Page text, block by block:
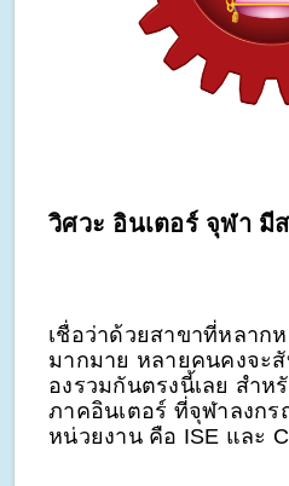
วิศวะ อินเตอร์ จุฬา มี
เชื่อว่าด้วยสาขาที่หลาก
มากมาย หลายคนคงจะ
องรวมกันตรงนี้เลย สำห
ภาคอินเตอร์ ที่จุฬาลงก
หน่วยงาน คือ ISE และ